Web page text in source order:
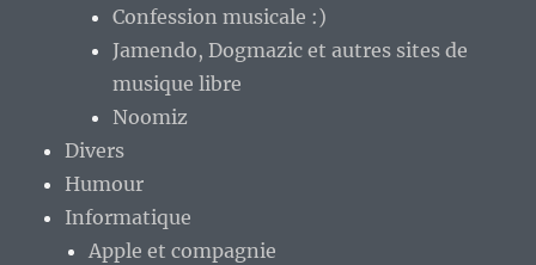
Confession musicale :)
Jamendo, Dogmazic et autres sites de
musique libre
Noomiz
Divers
Humour
Informatique
Apple et compagnie